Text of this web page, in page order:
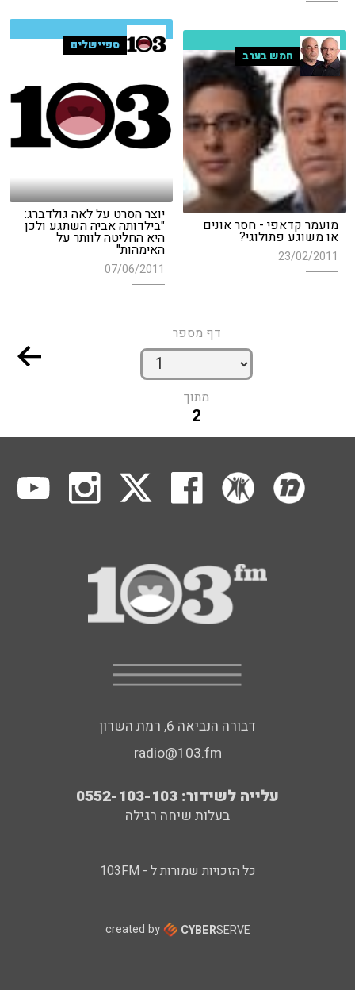
ספיישלים
יוצר הסרט על לאה גולדברג:
"בילדותה אביה השתגע ולכן
היא החליטה לוותר על
האימהות"
07/06/2011
חמש בערב
מועמר קדאפי - חסר אונים
או משוגע פתולוגי?
23/02/2011
דף מספר
מתוך
2
דבורה הנביאה 6, רמת השרון
radio@103.fm
עלייה לשידור: 0552-103-103
בעלות שיחה רגילה
כל הזכויות שמורות ל - 103FM
created by CYBERSERVE